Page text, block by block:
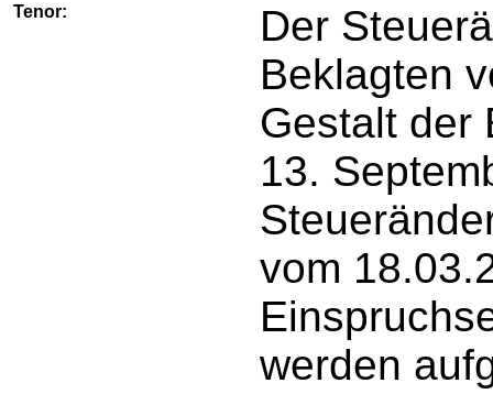
Tenor:
Der
Beklagten
Gestalt der
13.
vom
werden